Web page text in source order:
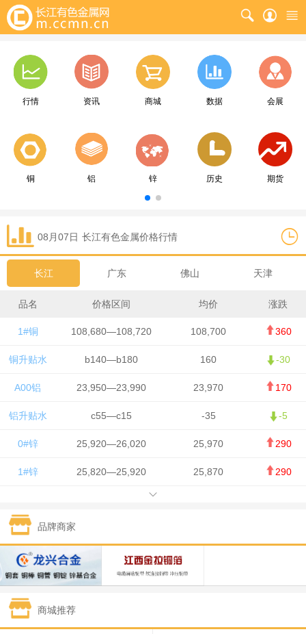
行情 资讯 商城 数据 会展
铜 铝 锌 历史 期货
08月07日 长江有色金属价格行情
长江 广东 佛山 天津
品名 价格区间 均价 涨跌
1#铜 108,680—108,720 108,700 360
铜升贴水 b140—b180 160 -30
A00铝 23,950—23,990 23,970 170
铝升贴水 c55—c15 -35 -5
0#锌 25,920—26,020 25,970 290
1#锌 25,820—25,920 25,870 290
1#锡 434,000—436,000
1#镍 129,550—130,750
1#白银 15,100—15,110 15,105 -70
钯金
品牌商家
商城推荐